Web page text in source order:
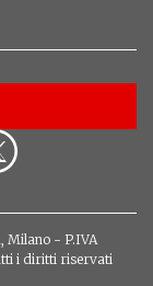
Milano - P.IVA
i diritti riservati